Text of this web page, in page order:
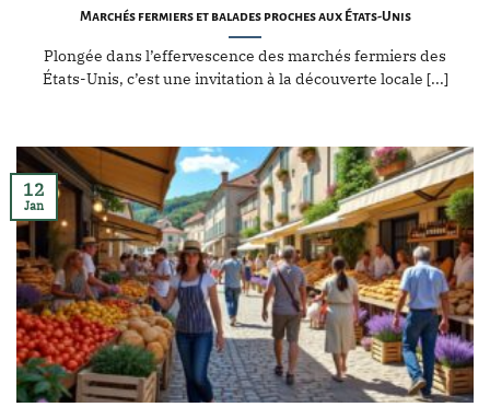
Marchés fermiers et balades proches aux États-Unis
Plongée dans l’effervescence des marchés fermiers des
États-Unis, c’est une invitation à la découverte locale [...]
12
Jan